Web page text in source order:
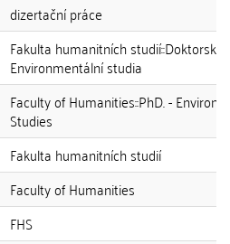
dizertační práce
Fakulta humanitních studií::Doktorský
Environmentální studia
Faculty of Humanities::PhD. -
Studies
Fakulta humanitních studií
Faculty of Humanities
FHS